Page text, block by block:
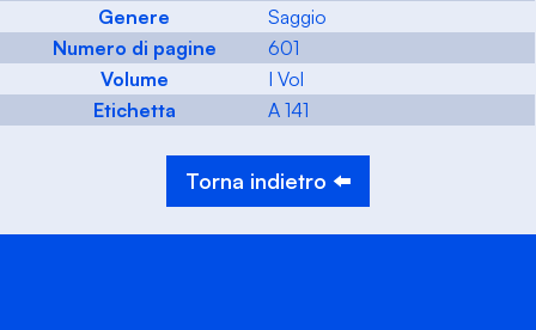
Genere
Saggio
Numero di pagine
601
Volume
I Vol
Etichetta
A 141
Torna indietro ⬅️